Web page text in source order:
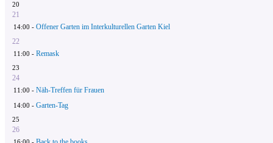
20
21
14:00 - Offener Garten im Interkulturellen Garten Kiel
22
11:00 - Remask
23
24
11:00 - Näh-Treffen für Frauen
14:00 - Garten-Tag
25
26